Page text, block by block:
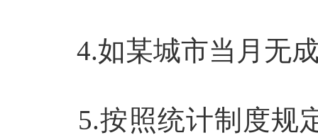
4.如某城市当月无
5.按照统计制度规